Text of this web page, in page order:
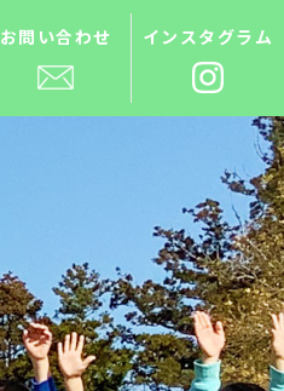
お問い合わせ インスタグラム